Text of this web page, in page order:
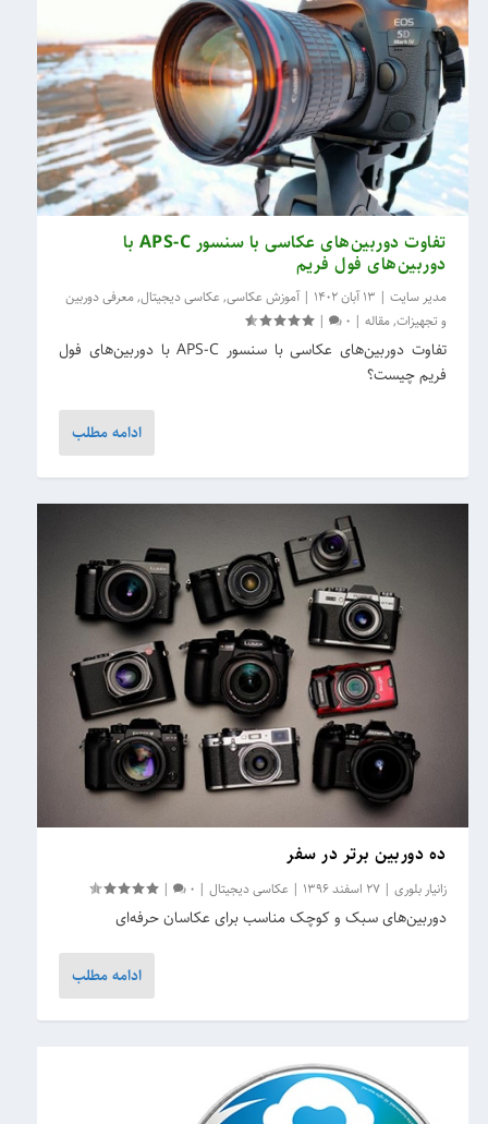
تفاوت دوربین‌های عکاسی با سنسور APS-C با
دوربین‌های فول فریم
مدیر سایت | 13 آبان 1402 |آموزش عکاسی,عکاسی دیجیتال,معرفی دوربین
و تجهیزات,مقاله |
0
|
تفاوت دوربین‌های عکاسی با سنسور APS-C با دوربین‌های فول
فریم چیست؟
ادامه مطلب
ده دوربین بر‌تر در سفر
زانیار بلوری |27 اسفند 1396 |عکاسی دیجیتال |
0
|
دوربین‌های سبک و کوچک مناسب برای عکاسان حرفه‌ای
ادامه مطلب